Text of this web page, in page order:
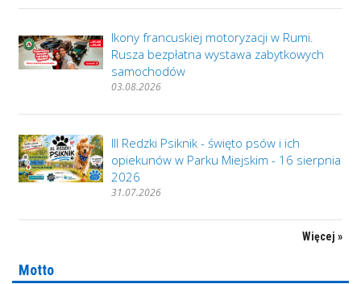
Ikony francuskiej motoryzacji w Rumi.
Rusza bezpłatna wystawa zabytkowych
samochodów
03.08.2026
III Redzki Psiknik - święto psów i ich
opiekunów w Parku Miejskim - 16 sierpnia
2026
31.07.2026
Więcej »
Motto